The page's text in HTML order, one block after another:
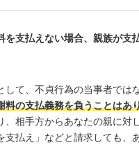
を支払えない場合、親族が支
して、不貞行為の当事者では
料の支払義務を負うことはあ
、相手方からあなたの親に対
支払え」などと請求しても、